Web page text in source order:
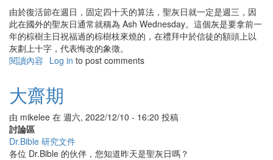
由於復活節在週日，固定四十天的算法，聖灰日就一定是週三，因
此在國外的聖灰日通常就稱為 Ash Wednesday。這個灰是要拿前一
年的棕樹主日祝福過的棕樹枝來燒的，在禮拜中於信徒的額頭上以
灰劃上十字，代表悔改的象徵。
閱讀內容 有
大
齋
Log in to post comments
大齋期
由 mikelee 在 週六, 2022/12/10 - 16:20 投稿
討論區
Dr.Bible 研究文件
各位 Dr.Bible 的伙伴，您知道昨天是聖灰日嗎？